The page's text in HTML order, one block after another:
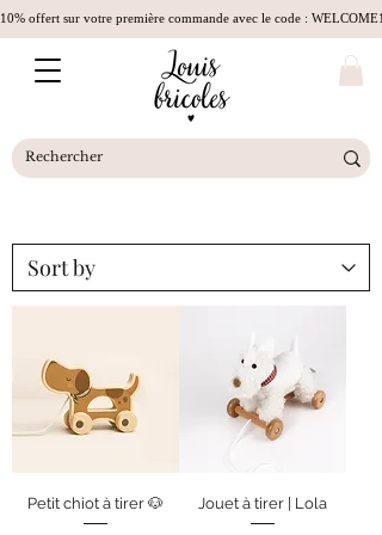
10% offert sur votre première commande avec le code :
Petit chiot à tirer 🐶 Jouet à tirer | Lola